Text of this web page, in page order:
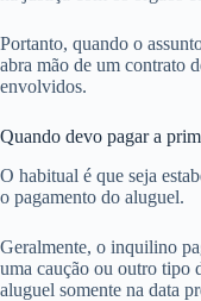
Portanto, quando o
abra mão de um contrato
envolvidos.
Quando devo pagar a
O habitual é que seja
o pagamento do aluguel.
Geralmente, o inquilino
uma caução ou outro tipo
aluguel somente na data